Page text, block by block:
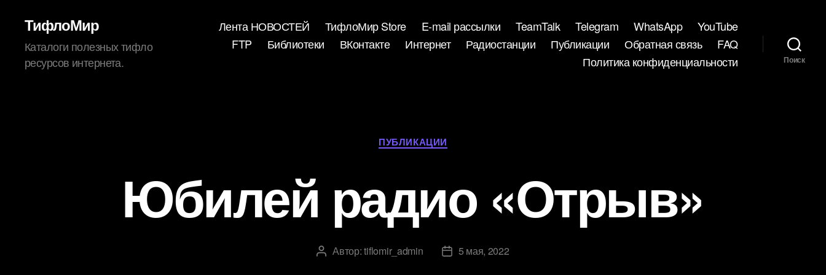
ТифлоМир
Каталоги полезных тифло
ресурсов интернета.
Лента НОВОСТЕЙ ТифлоМир Store E-mail рассылки TeamTalk Telegram WhatsApp
YouTube
FTP
Библиотеки ВКонтакте Интернет Радиостанции Публикации Обратная связь
FAQ
Политика конфиденциальности
Поиск
Рубрики
ПУБЛИКАЦИИ
Юбилей радио «Отрыв»
Автор
Автор:tiflomir_admin
Дата5 мая, 2022